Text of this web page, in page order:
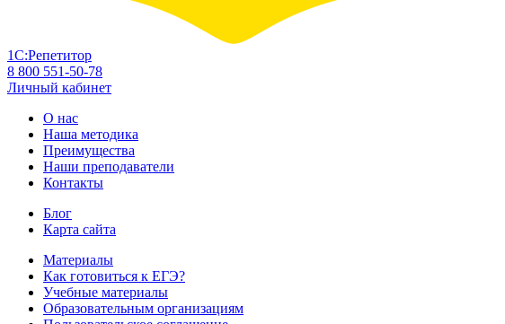
1С:Репетитор
8 800 551-50-78
Личный кабинет
О нас
Наша методика
Преимущества
Наши преподаватели
Контакты
Блог
Карта сайта
Материалы
Как готовиться к ЕГЭ?
Учебные материалы
Образовательным организациям